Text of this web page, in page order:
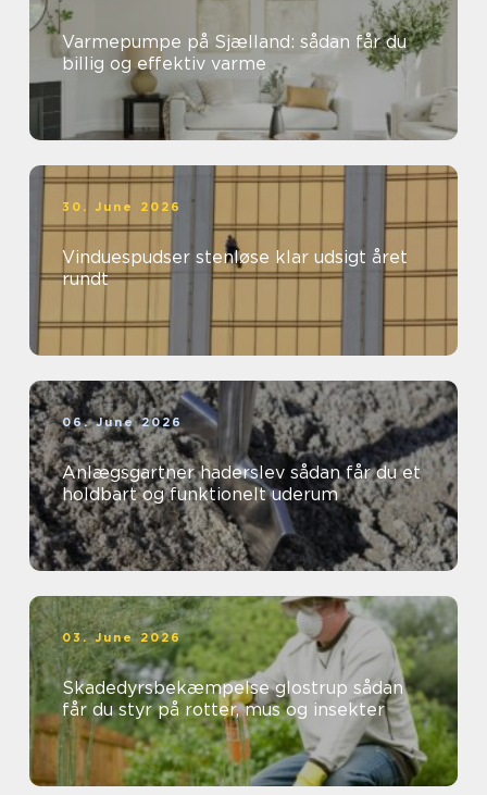
Varmepumpe på Sjælland: sådan får du
billig og effektiv varme
30. June 2026
Vinduespudser stenløse klar udsigt året
rundt
06. June 2026
Anlægsgartner haderslev sådan får du et
holdbart og funktionelt uderum
03. June 2026
Skadedyrsbekæmpelse glostrup sådan
får du styr på rotter, mus og insekter